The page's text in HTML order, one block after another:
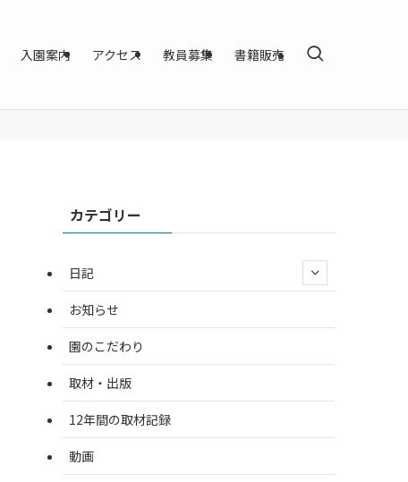
入園案内 アクセス 教員募集 書籍販売
カテゴリー
日記
お知らせ
園のこだわり
取材・出版
12年間の取材記録
動画